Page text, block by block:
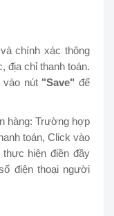
chính xác thông
địa chỉ thanh toán.
vào nút "Save" để
hàng: Trường hợp
toán, Click vào
thực hiện điền đầy
điện thoại người